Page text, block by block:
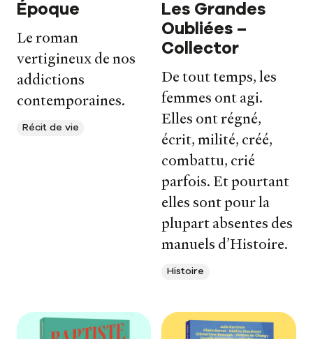
Époque
Le roman
vertigineux de nos
addictions
contemporaines.
Récit de vie
Les Grandes
Oubliées –
Collector
De tout temps, les
femmes ont agi.
Elles ont régné,
écrit, milité, créé,
combattu, crié
parfois. Et pourtant
elles sont pour la
plupart absentes des
manuels d’Histoire.
Histoire